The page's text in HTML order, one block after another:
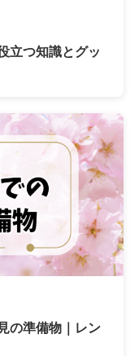
立つ知識とグッ
の準備物｜レン